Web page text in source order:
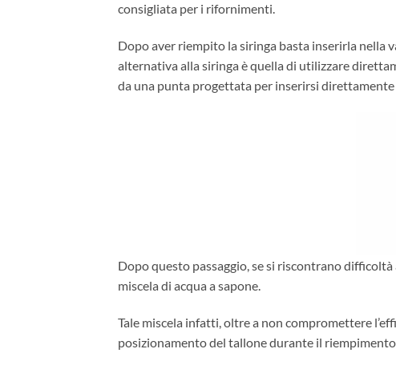
consigliata per i rifornimenti.
Dopo aver riempito la siringa basta inserirla nella
alternativa alla siringa è quella di utilizzare
da una punta progettata per inserirsi
Dopo questo passaggio, se si riscontrano
miscela di acqua a sapone.
Tale miscela infatti, oltre a non compromettere
posizionamento del tallone durante il